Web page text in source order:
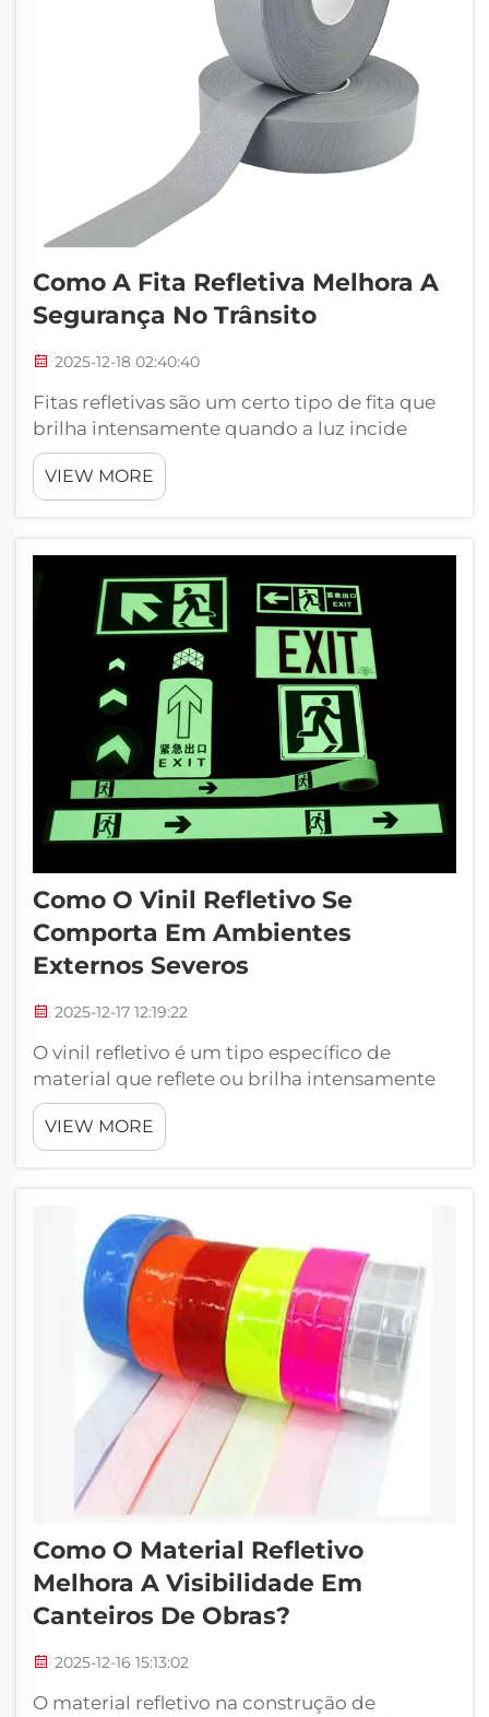
Como A Fita Refletiva Melhora A
Segurança No Trânsito
2025-12-18 02:40:40
Fitas refletivas são um certo tipo de fita que
brilha intensamente quando a luz incide
sobre ela. Ainda assim, esse dispositivo
simples e relativamente barato é uma
daquelas raras ferramentas que podem
estradas para todos. A Xiangying projeta
VIEW MORE
Como O Vinil Refletivo Se
Comporta Em Ambientes
Externos Severos
2025-12-17 12:19:22
O vinil refletivo é um tipo específico de
material que reflete ou brilha intensamente
quando qualquer luz incide sobre ele. Isso
torna o material altamente prático para uma
infinidade de usos externos. A Xiangying é
VIEW MORE
Como O Material Refletivo
Melhora A Visibilidade Em
Canteiros De Obras?
2025-12-16 15:13:02
O material refletivo na construção de